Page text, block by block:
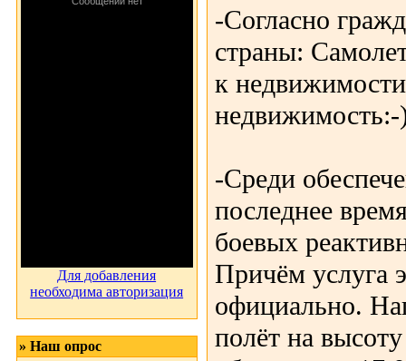
Для добавления
необходима авторизация
» Наш опрос
-Согласно
страны:
к
-Среди
последнее
боевых
Причём услуга
официально.
полёт на